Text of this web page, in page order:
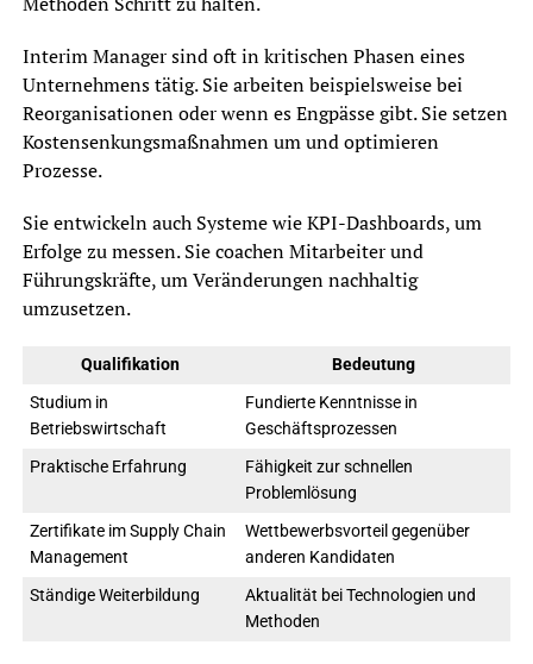
Interim Manager sind oft in kritischen Phasen eines
Unternehmens tätig. Sie arbeiten beispielsweise bei
Reorganisationen oder wenn es Engpässe gibt. Sie setzen
Kostensenkungsmaßnahmen um und optimieren
Prozesse.
Sie entwickeln auch Systeme wie KPI-Dashboards, um
Erfolge zu messen. Sie coachen Mitarbeiter und
Führungskräfte, um Veränderungen nachhaltig
umzusetzen.
Qualifikation
Bedeutung
Studium in
Betriebswirtschaft
Fundierte Kenntnisse in
Geschäftsprozessen
Praktische Erfahrung
Fähigkeit zur schnellen
Problemlösung
Zertifikate im Supply Chain
Management
Wettbewerbsvorteil gegenüber
anderen Kandidaten
Ständige Weiterbildung
Aktualität bei Technologien und
Methoden